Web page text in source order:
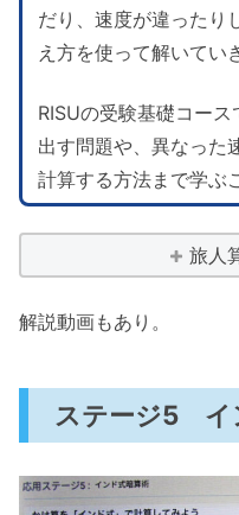
だり、速度が違ったり
え方を使って解いてい
RISUの受験基礎コー
出す問題や、異なった
計算する方法まで学ぶ
旅人
解説動画もあり。
ステージ5 イ